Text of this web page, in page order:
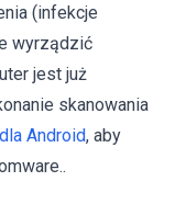
(infekcje
wyrządzić
jest już
skanowania
Android, aby